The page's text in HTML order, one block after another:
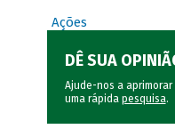
Ações
DÊ SUA
Ajude-nos a aprimorar
uma rápida pesquisa.